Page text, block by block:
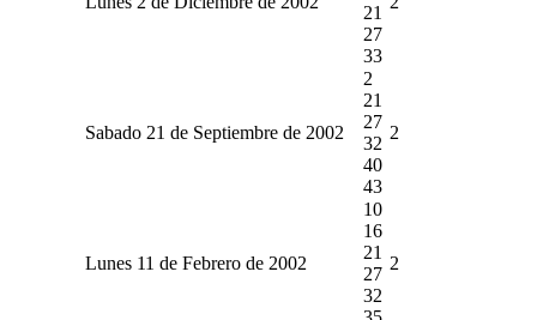
21
27
33
Sabado 21 de Septiembre de 2002
2
21
27
32
40
43
2
Lunes 11 de Febrero de 2002
10
16
21
27
32
2